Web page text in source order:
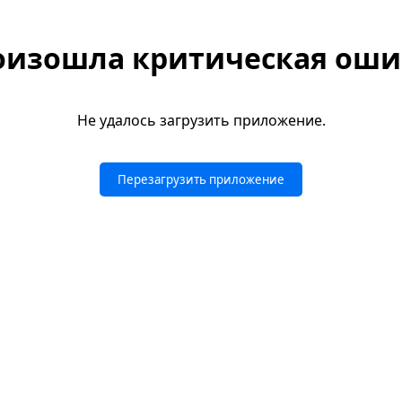
критическая
Не удалось загрузить приложение.
Перезагрузить приложение